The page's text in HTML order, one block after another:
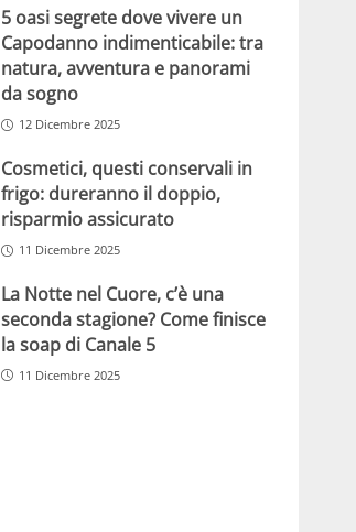
5 oasi segrete dove vivere un
Capodanno indimenticabile: tra
natura, avventura e panorami
da sogno
12 Dicembre 2025
Cosmetici, questi conservali in
frigo: dureranno il doppio,
risparmio assicurato
11 Dicembre 2025
La Notte nel Cuore, c’è una
seconda stagione? Come finisce
la soap di Canale 5
11 Dicembre 2025